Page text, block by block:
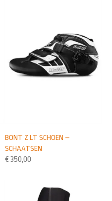
BONT Z LT SCHOEN –
SCHAATSEN
€ 350,00